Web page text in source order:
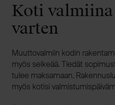
Koti valmiina
varten
Muuttovalmiin kodin
myös selkeää. Tiedät
tulee maksamaan.
myös kotisi